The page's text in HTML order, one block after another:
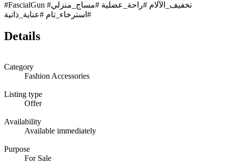
#FascialGun #تخفيف_الآلام #راحة_عضلية #مساج_منزلي
#استرخاء_تام #عناية_ذاتية
Details
Category
Fashion Accessories
Listing type
Offer
Availability
Available immediately
Purpose
For Sale